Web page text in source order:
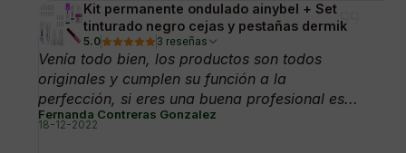
Kit permanente ondulado ainybel + Set
tinturado negro cejas y pestañas dermik
5.0 3 reseñas
Venía todo bien, los productos son todos
originales y cumplen su función a la
perfección, si eres una buena profesional es...
Fernanda Contreras Gonzalez
18-12-2022